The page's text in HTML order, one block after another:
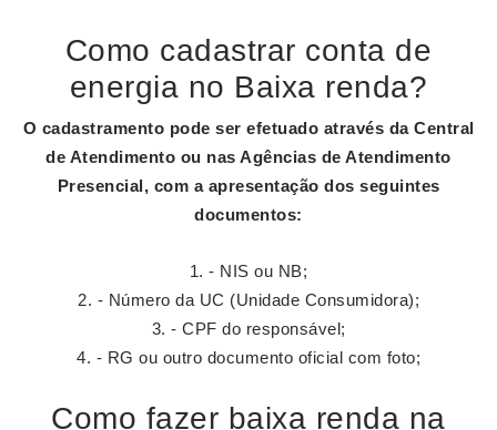
Como cadastrar conta de
energia no Baixa renda?
O cadastramento pode ser efetuado através da Central
de Atendimento ou nas Agências de Atendimento
Presencial, com a apresentação dos seguintes
documentos:
- NIS ou NB;
- Número da UC (Unidade Consumidora);
- CPF do responsável;
- RG ou outro documento oficial com foto;
Como fazer baixa renda na